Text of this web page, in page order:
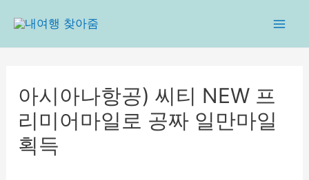
츠
아시아나항공) 씨티 NEW 프
리미어마일로 공짜 일만마일
획득